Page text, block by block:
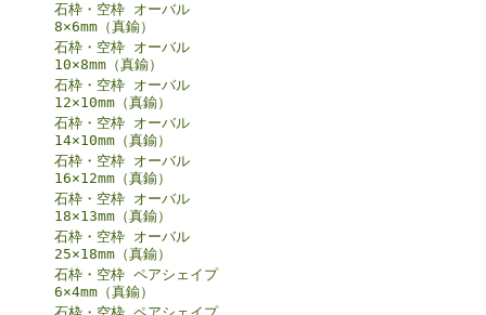
石枠・空枠 オーバル
8×6mm（真鍮）
石枠・空枠 オーバル
10×8mm（真鍮）
石枠・空枠 オーバル
12×10mm（真鍮）
石枠・空枠 オーバル
14×10mm（真鍮）
石枠・空枠 オーバル
16×12mm（真鍮）
石枠・空枠 オーバル
18×13mm（真鍮）
石枠・空枠 オーバル
25×18mm（真鍮）
石枠・空枠 ペアシェイプ
6×4mm（真鍮）